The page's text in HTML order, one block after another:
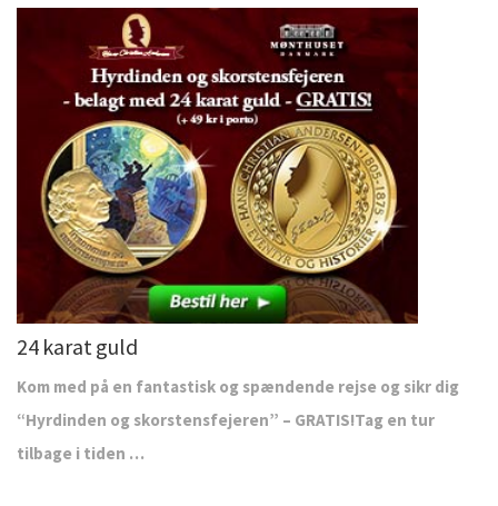
24 karat guld
Kom med på en fantastisk og spændende rejse og sikr dig
“Hyrdinden og skorstensfejeren” – GRATIS!Tag en tur
tilbage i tiden …